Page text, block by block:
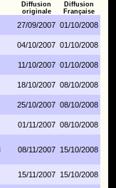
Diffusion
originale
Diffusion
Française
27/09/2007 01/10/2008
04/10/2007 01/10/2008
11/10/2007 01/10/2008
18/10/2007 08/10/2008
25/10/2007 08/10/2008
01/11/2007 08/10/2008
08/11/2007 15/10/2008
15/11/2007
15/10/2008